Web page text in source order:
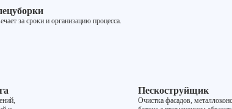
за сроки и организацию процесса.
Пескоструйщик
Очистка фасадов,